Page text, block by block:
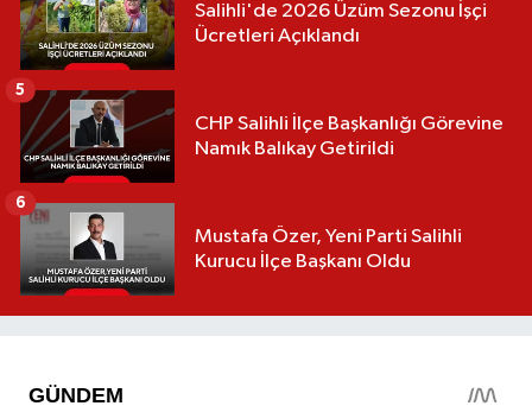
Salihli'de 2026 Üzüm Sezonu İşçi
Ücretleri Açıklandı
CHP Salihli İlçe Başkanlığı Görevine
Namık Balıkay Getirildi
5
Mustafa Özer, Yeni Parti Salihli
Kurucu İlçe Başkanı Oldu
6